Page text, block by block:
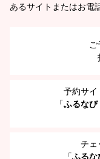
あるサイトまたはお電
予約サイ
「ふるなび
チェ
「ふるな